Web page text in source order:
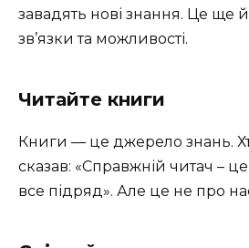
завадять нові знання. Це ще
зв’язки та можливості.
Читайте книги
Книги — це джерело знань.
сказав: «Справжній читач –
все підряд». Але це не про